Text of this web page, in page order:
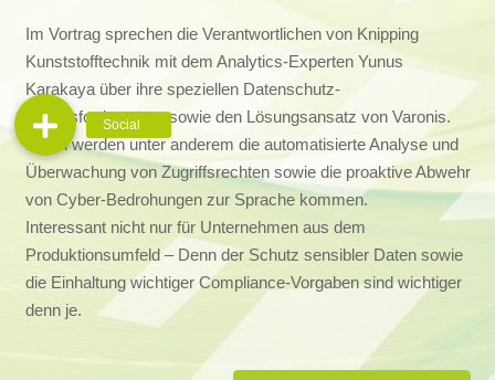
Im Vortrag sprechen die Verantwortlichen von Knipping
Kunststofftechnik mit dem Analytics-Experten Yunus
Karakaya über ihre speziellen Datenschutz-
Herausforderungen sowie den Lösungsansatz von Varonis.
Dabei werden unter anderem die automatisierte Analyse und
Überwachung von Zugriffsrechten sowie die proaktive Abwehr
von Cyber-Bedrohungen zur Sprache kommen.
Interessant nicht nur für Unternehmen aus dem
Produktionsumfeld – Denn der Schutz sensibler Daten sowie
die Einhaltung wichtiger Compliance-Vorgaben sind wichtiger
denn je.